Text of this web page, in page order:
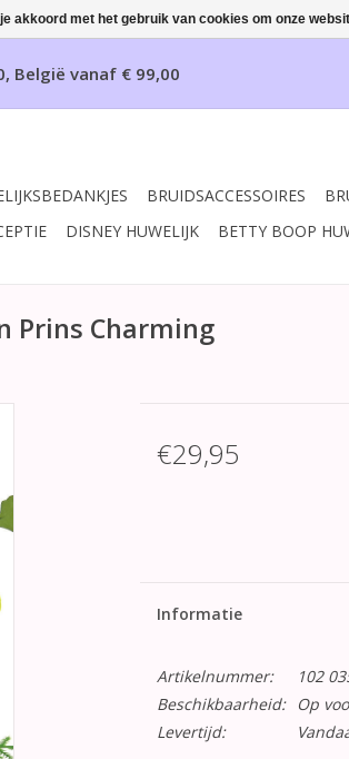
België vanaf € 99,00
BRUIDSACCESSOIRES
DISNEY HUWELIJK BETTY BOOP
Prins Charming
€29,95
Informatie
Artikelnummer:
102
Beschikbaarheid:
Op
Levertijd:
akkoord met het gebruik van cookies om onze